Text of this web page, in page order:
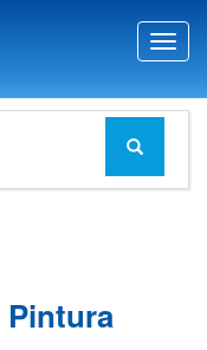
T
o
g
g
n
Pintura